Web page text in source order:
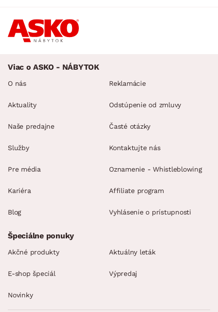
Viac o ASKO - NÁBYTOK
O nás
Aktuality
Naše predajne
Služby
Pre média
Kariéra
Blog
Reklamácie
Odstúpenie od zmluvy
Časté otázky
Kontaktujte nás
Oznamenie - Whistleblowing
Affiliate program
Vyhlásenie o prístupnosti
Špeciálne ponuky
Akčné produkty Aktuálny leták
E-shop špeciál Výpredaj
Novinky